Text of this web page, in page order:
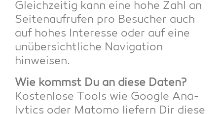
Gleich­zei­tig kann eine hohe Zahl an
Sei­ten­auf­ru­fen pro Besu­cher auch
auf hohes Inter­es­se oder auf eine
unüber­sicht­li­che Navi­ga­ti­on
hinweisen.
Wie kommst Du an die­se Daten?
Kos­ten­lo­se Tools wie Goog­le Ana­
ly­tics oder Mato­mo lie­fern Dir die­se